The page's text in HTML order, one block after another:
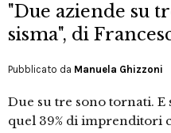
"Due aziende su
sisma", di
Pubblicato da Manuela Ghizzoni
Due su tre sono tornati.
quel 39% di imprenditori